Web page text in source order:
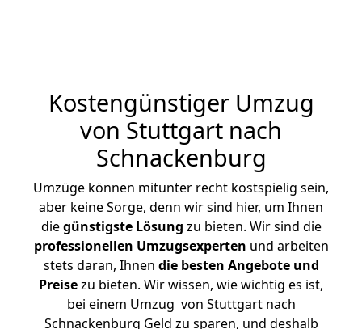
Kostengünstiger Umzug
von Stuttgart nach
Schnackenburg
Umzüge können mitunter recht kostspielig sein,
aber keine Sorge, denn wir sind hier, um Ihnen
diegünstigste Lösung zu bieten. Wir sind die
professionellen Umzugsexperten und arbeiten
stets daran, Ihnen die besten Angebote und
Preisezu bieten. Wir wissen, wie wichtig es ist,
bei einem Umzug von Stuttgart nach
Schnackenburg Geld zu sparen, und deshalb